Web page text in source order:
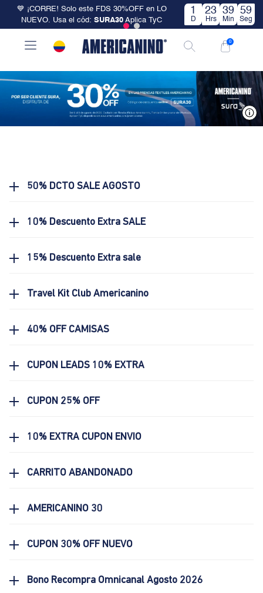
💙 ¡CORRE! Solo este FDS 30%OFF en LO
NUEVO. Usa el cód: SURA30 Aplica TyC
1
D
23
Hrs
39
Min
58
Seg
0
50% DCTO SALE AGOSTO
10% Descuento Extra SALE
15% Descuento Extra sale
Travel Kit Club Americanino
40% OFF CAMISAS
CUPON LEADS 10% EXTRA
CUPON 25% OFF
10% EXTRA CUPON ENVIO
CARRITO ABANDONADO
AMERICANINO 30
CUPON 30% OFF NUEVO
Bono Recompra Omnicanal Agosto 2026